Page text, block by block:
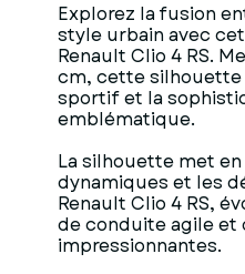
Explorez la fusion
style urbain avec
Renault Clio 4 RS.
cm, cette
sportif et la
emblématique.
La silhouette met
dynamiques et les
Renault Clio 4 RS,
de conduite agile
impressionnantes.